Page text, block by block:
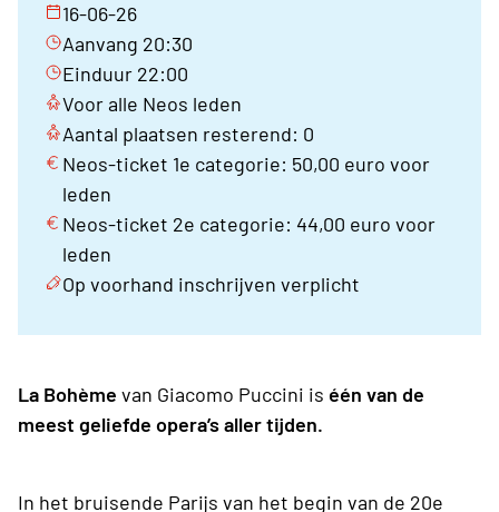
16-06-26
Aanvang 20:30
Einduur 22:00
Voor alle Neos leden
Aantal plaatsen resterend: 0
Neos-ticket 1e categorie: 50,00 euro voor
leden
Neos-ticket 2e categorie: 44,00 euro voor
leden
Op voorhand inschrijven verplicht
La Bohème van Giacomo Puccini is één van de
meest geliefde opera’s aller tijden.
In het bruisende Parijs van het begin van de 20e